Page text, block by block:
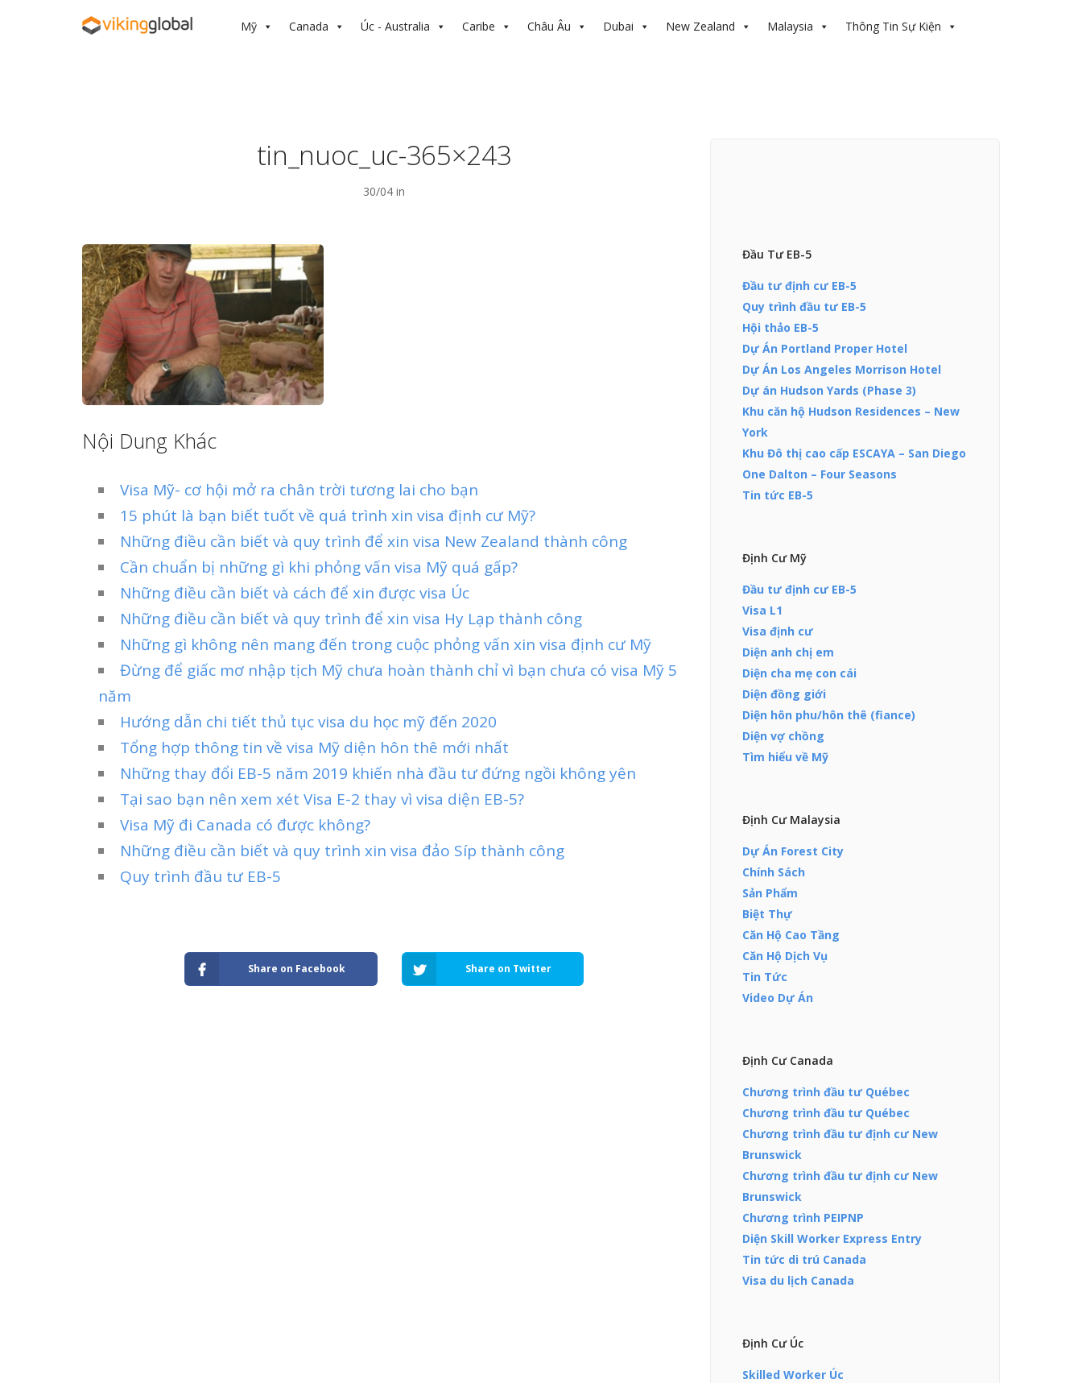
Mỹ Canada Úc - Australia Caribe Châu Âu Dubai New Zealand Malaysia Thông Tin Sự Kiện
tin_nuoc_uc-365×243
30/04 in
Nội Dung Khác
Visa Mỹ- cơ hội mở ra chân trời tương lai cho bạn
15 phút là bạn biết tuốt về quá trình xin visa định cư Mỹ?
Những điều cần biết và quy trình để xin visa New Zealand thành công
Cần chuẩn bị những gì khi phỏng vấn visa Mỹ quá gấp?
Những điều cần biết và cách để xin được visa Úc
Những điều cần biết và quy trình để xin visa Hy Lạp thành công
Những gì không nên mang đến trong cuộc phỏng vấn xin visa định cư Mỹ
Đừng để giấc mơ nhập tịch Mỹ chưa hoàn thành chỉ vì bạn chưa có visa Mỹ 5
năm
Hướng dẫn chi tiết thủ tục visa du học mỹ đến 2020
Tổng hợp thông tin về visa Mỹ diện hôn thê mới nhất
Những thay đổi EB-5 năm 2019 khiến nhà đầu tư đứng ngồi không yên
Tại sao bạn nên xem xét Visa E-2 thay vì visa diện EB-5?
Visa Mỹ đi Canada có được không?
Những điều cần biết và quy trình xin visa đảo Síp thành công
Quy trình đầu tư EB-5
Share on Facebook Share on Twitter
Đầu Tư EB-5
Đầu tư định cư EB-5
Quy trình đầu tư EB-5
Hội thảo EB-5
Dự Án Portland Proper Hotel
Dự Án Los Angeles Morrison Hotel
Dự án Hudson Yards (Phase 3)
Khu căn hộ Hudson Residences – New
York
Khu Đô thị cao cấp ESCAYA – San Diego
One Dalton – Four Seasons
Tin tức EB-5
Định Cư Mỹ
Đầu tư định cư EB-5
Visa L1
Visa định cư
Diện anh chị em
Diện cha mẹ con cái
Diện đồng giới
Diện hôn phu/hôn thê (fiance)
Diện vợ chồng
Tìm hiểu về Mỹ
Định Cư Malaysia
Dự Án Forest City
Chính Sách
Sản Phẩm
Biệt Thự
Căn Hộ Cao Tầng
Căn Hộ Dịch Vụ
Tin Tức
Video Dự Án
Định Cư Canada
Chương trình đầu tư Québec
Chương trình đầu tư Québec
Chương trình đầu tư định cư New
Brunswick
Chương trình đầu tư định cư New
Brunswick
Chương trình PEIPNP
Diện Skill Worker Express Entry
Tin tức di trú Canada
Visa du lịch Canada
Định Cư Úc
Skilled Worker Úc